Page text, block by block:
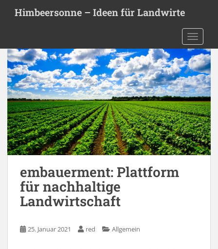
t
Himbeersonne – Ideen für Landwirte
embauerment: Plattform
für nachhaltige
Landwirtschaft
25. Januar 2021 red Allgemein